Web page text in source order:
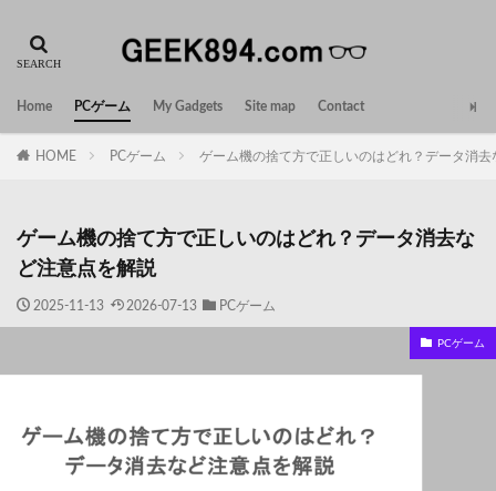
Home PCゲーム My Gadgets Site map Contact
HOME PCゲーム ゲーム機の捨て方で正しいのはどれ？データ消去
ゲーム機の捨て方で正しいのはどれ？データ消去な
ど注意点を解説
2025-11-13 2026-07-13 PCゲーム
PCゲーム